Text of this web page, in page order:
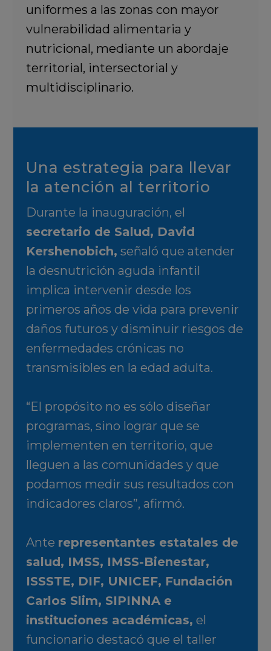
uniformes a las zonas con mayor
vulnerabilidad alimentaria y
nutricional, mediante un abordaje
territorial, intersectorial y
multidisciplinario.
Una estrategia para llevar
la atención al territorio
Durante la inauguración, el
secretario de Salud, David
Kershenobich, señaló que atender
la desnutrición aguda infantil
implica intervenir desde los
primeros años de vida para prevenir
daños futuros y disminuir riesgos de
enfermedades crónicas no
transmisibles en la edad adulta.
“El propósito no es sólo diseñar
programas, sino lograr que se
implementen en territorio, que
lleguen a las comunidades y que
podamos medir sus resultados con
indicadores claros”, afirmó.
Ante representantes estatales de
salud, IMSS, IMSS-Bienestar,
ISSSTE, DIF, UNICEF, Fundación
Carlos Slim, SIPINNA e
instituciones académicas, el
funcionario destacó que el taller